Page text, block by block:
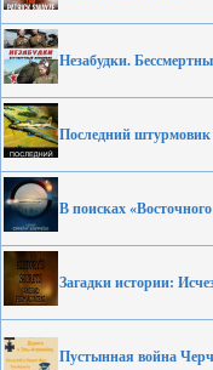
Незабудки.
Последний штурмовик
В поисках
Загадки истории:
Пустынная война